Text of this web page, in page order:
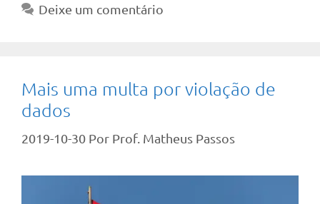
Deixe um comentário
Mais uma multa por violação de
dados
2019-10-30 Por Prof. Matheus Passos